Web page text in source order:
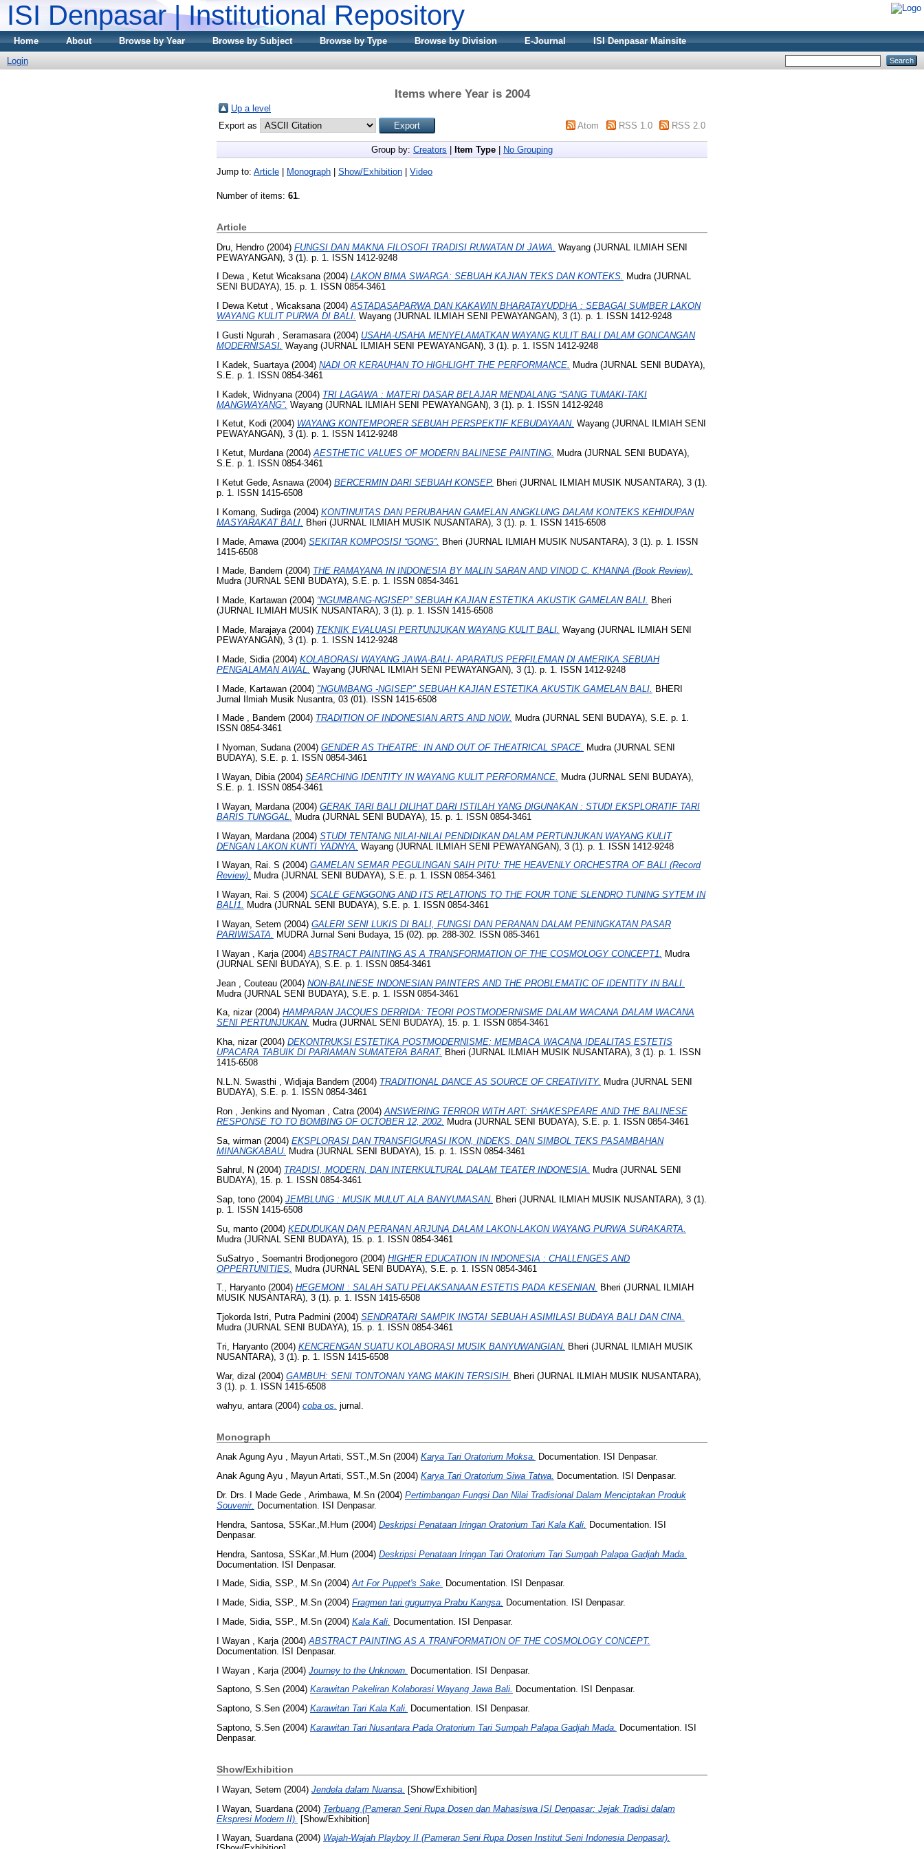
ISI Denpasar | Institutional Repository
Home About Browse by Year Browse by Subject Browse by Type Browse by Division E-Journal
ISI Denpasar Mainsite
Login
Items where Year is 2004
Up a level
Export as
Atom RSS 1.0 RSS 2.0
Group by: Creators Item Type No Grouping
Jump to: Article Monograph Show/Exhibition Video
Number of items: 61
Article
Dru, Hendro (2004) FUNGSI DAN MAKNA FILOSOFI TRADISI RUWATAN DI JAWA. Wayang (JURNAL ILMIAH SENI
PEWAYANGAN), 3 (1). p. 1. ISSN 1412-9248
I Dewa , Ketut Wicaksana(2004) LAKON BIMA SWARGA: SEBUAH KAJIAN TEKS DAN KONTEKS. Mudra (JURNAL
SENI BUDAYA), 15. p. 1. ISSN 0854-3461
I Dewa Ketut , Wicaksana(2004)ASTADASAPARWA DAN KAKAWIN BHARATAYUDDHA : SEBAGAI SUMBER LAKON
WAYANG KULIT PURWA DI BALI. Wayang (JURNAL ILMIAH SENI PEWAYANGAN), 3 (1). p. 1. ISSN 1412-9248
I Gusti Ngurah , Seramasara (2004) USAHA-USAHA MENYELAMATKAN WAYANG KULIT BALI DALAM GONCANGAN
MODERNISASI. Wayang (JURNAL ILMIAH SENI PEWAYANGAN), 3 (1). p. 1. ISSN 1412-9248
I Kadek, Suartaya (2004) NADI OR KERAUHAN TO HIGHLIGHT THE PERFORMANCE.
Mudra (JURNAL SENI BUDAYA),
S.E. p. 1. ISSN 0854-3461
I Kadek, Widnyana (2004) TRI LAGAWA : MATERI DASAR BELAJAR MENDALANG “SANG TUMAKI-TAKI
MANGWAYANG”. Wayang (JURNAL ILMIAH SENI PEWAYANGAN), 3 (1). p. 1. ISSN 1412-9248
I Ketut, Kodi (2004) WAYANG KONTEMPORER SEBUAH PERSPEKTIF KEBUDAYAAN. Wayang (JURNAL ILMIAH SENI
PEWAYANGAN), 3 (1). p. 1. ISSN 1412-9248
I Ketut, Murdana(2004)AESTHETIC VALUES OF MODERN BALINESE PAINTING. Mudra (JURNAL SENI BUDAYA),
S.E. p. 1. ISSN 0854-3461
I Ketut Gede, Asnawa (2004) BERCERMIN DARI SEBUAH KONSEP. Bheri (JURNAL ILMIAH MUSIK NUSANTARA), 3 (1).
p. 1. ISSN 1415-6508
I Komang, Sudirga (2004) KONTINUITAS DAN PERUBAHAN GAMELAN ANGKLUNG DALAM KONTEKS KEHIDUPAN
MASYARAKAT BALI.
Bheri (JURNAL ILMIAH MUSIK NUSANTARA), 3 (1). p. 1. ISSN 1415-6508
I Made, Arnawa (2004) SEKITAR KOMPOSISI “GONG”. Bheri (JURNAL ILMIAH MUSIK NUSANTARA), 3 (1). p. 1. ISSN
1415-6508
I Made, Bandem (2004) THE RAMAYANA IN INDONESIA BY MALIN SARAN AND VINOD C. KHANNA (Book Review).
Mudra (JURNAL SENI BUDAYA), S.E. p. 1. ISSN 0854-3461
I Made, Kartawan (2004) “NGUMBANG-NGISEP” SEBUAH KAJIAN ESTETIKA AKUSTIK GAMELAN BALI. Bheri
(JURNAL ILMIAH MUSIK NUSANTARA), 3 (1). p. 1. ISSN 1415-6508
I Made, Marajaya (2004) TEKNIK EVALUASI PERTUNJUKAN WAYANG KULIT BALI. Wayang (JURNAL ILMIAH SENI
PEWAYANGAN), 3 (1). p. 1. ISSN 1412-9248
I Made, Sidia (2004) KOLABORASI WAYANG JAWA-BALI- APARATUS PERFILEMAN DI AMERIKA SEBUAH
PENGALAMAN AWAL.
Wayang (JURNAL ILMIAH SENI PEWAYANGAN), 3 (1). p. 1. ISSN 1412-9248
I Made, Kartawan (2004) "NGUMBANG -NGISEP" SEBUAH KAJIAN ESTETIKA AKUSTIK GAMELAN BALI. BHERI
Jurnal Ilmiah Musik Nusantra, 03 (01). ISSN 1415-6508
I Made , Bandem (2004) TRADITION OF INDONESIAN ARTS AND NOW. Mudra (JURNAL SENI BUDAYA), S.E. p. 1.
ISSN 0854-3461
I Nyoman, Sudana(2004) GENDER AS THEATRE: IN AND OUT OF THEATRICAL SPACE. Mudra (JURNAL SENI
BUDAYA), S.E. p. 1. ISSN 0854-3461
I Wayan, Dibia (2004) SEARCHING IDENTITY IN WAYANG KULIT PERFORMANCE.
Mudra (JURNAL SENI BUDAYA),
S.E. p. 1. ISSN 0854-3461
I Wayan, Mardana (2004) GERAK TARI BALI DILIHAT DARI ISTILAH YANG DIGUNAKAN : STUDI EKSPLORATIF TARI
BARIS TUNGGAL.
Mudra (JURNAL SENI BUDAYA), 15. p. 1. ISSN 0854-3461
I Wayan, Mardana (2004) STUDI TENTANG NILAI-NILAI PENDIDIKAN DALAM PERTUNJUKAN WAYANG KULIT
DENGAN LAKON KUNTI YADNYA. Wayang (JURNAL ILMIAH SENI PEWAYANGAN), 3 (1). p. 1. ISSN 1412-9248
I Wayan, Rai. S (2004) GAMELAN SEMAR PEGULINGAN SAIH PITU: THE HEAVENLY ORCHESTRA OF BALI (Record
Review). Mudra (JURNAL SENI BUDAYA), S.E. p. 1. ISSN 0854-3461
I Wayan, Rai. S (2004) SCALE GENGGONG AND ITS RELATIONS TO THE FOUR TONE SLENDRO TUNING SYTEM IN
BALI1. Mudra (JURNAL SENI BUDAYA), S.E. p. 1. ISSN 0854-3461
I Wayan, Setem (2004) GALERI SENI LUKIS DI BALI, FUNGSI DAN PERANAN DALAM PENINGKATAN PASAR
PARIWISATA.
MUDRA Jurnal Seni Budaya, 15 (02). pp. 288-302. ISSN 085-3461
I Wayan , Karja (2004) ABSTRACT PAINTING AS A TRANSFORMATION OF THE COSMOLOGY CONCEPT1.
Mudra
(JURNAL SENI BUDAYA), S.E. p. 1. ISSN 0854-3461
Jean , Couteau (2004) NON-BALINESE INDONESIAN PAINTERS AND THE PROBLEMATIC OF IDENTITY IN BALI.
Mudra (JURNAL SENI BUDAYA), S.E. p. 1. ISSN 0854-3461
Ka, nizar(2004) HAMPARAN JACQUES DERRIDA: TEORI POSTMODERNISME DALAM WACANA DALAM WACANA
SENI PERTUNJUKAN. Mudra (JURNAL SENI BUDAYA), 15. p. 1. ISSN 0854-3461
Kha, nizar(2004) DEKONTRUKSI ESTETIKA POSTMODERNISME: MEMBACA WACANA IDEALITAS ESTETIS
UPACARA TABUIK DI PARIAMAN SUMATERA BARAT. Bheri (JURNAL ILMIAH MUSIK NUSANTARA), 3 (1). p. 1. ISSN
1415-6508
N.L.N. Swasthi , Widjaja Bandem (2004) TRADITIONAL DANCE AS SOURCE OF CREATIVITY. Mudra (JURNAL SENI
BUDAYA), S.E. p. 1. ISSN 0854-3461
Ron , Jenkins and Nyoman , Catra (2004) ANSWERING TERROR WITH ART: SHAKESPEARE AND THE BALINESE
RESPONSE TO TO BOMBING OF OCTOBER 12, 2002. Mudra (JURNAL SENI BUDAYA), S.E. p. 1. ISSN 0854-3461
Sa, wirman (2004) EKSPLORASI DAN TRANSFIGURASI IKON, INDEKS, DAN SIMBOL TEKS PASAMBAHAN
MINANGKABAU. Mudra (JURNAL SENI BUDAYA), 15. p. 1. ISSN 0854-3461
Sahrul, N (2004) TRADISI, MODERN, DAN INTERKULTURAL DALAM TEATER INDONESIA. Mudra (JURNAL SENI
BUDAYA), 15. p. 1. ISSN 0854-3461
Sap, tono (2004) JEMBLUNG : MUSIK MULUT ALA BANYUMASAN. Bheri (JURNAL ILMIAH MUSIK NUSANTARA), 3 (1).
p. 1. ISSN 1415-6508
Su, manto (2004) KEDUDUKAN DAN PERANAN ARJUNA DALAM LAKON-LAKON WAYANG PURWA SURAKARTA.
Mudra (JURNAL SENI BUDAYA), 15. p. 1. ISSN 0854-3461
SuSatryo , Soemantri Brodjonegoro (2004) HIGHER EDUCATION IN INDONESIA : CHALLENGES AND
OPPERTUNITIES. Mudra (JURNAL SENI BUDAYA), S.E. p. 1. ISSN 0854-3461
T., Haryanto (2004) HEGEMONI : SALAH SATU PELAKSANAAN ESTETIS PADA KESENIAN. Bheri (JURNAL ILMIAH
MUSIK NUSANTARA), 3 (1). p. 1. ISSN 1415-6508
Tjokorda Istri, Putra Padmini (2004) SENDRATARI SAMPIK INGTAI SEBUAH ASIMILASI BUDAYA BALI DAN CINA.
Mudra (JURNAL SENI BUDAYA), 15. p. 1. ISSN 0854-3461
Tri, Haryanto (2004) KENCRENGAN SUATU KOLABORASI MUSIK BANYUWANGIAN. Bheri (JURNAL ILMIAH MUSIK
NUSANTARA), 3 (1). p. 1. ISSN 1415-6508
War, dizal (2004) GAMBUH: SENI TONTONAN YANG MAKIN TERSISIH. Bheri (JURNAL ILMIAH MUSIK NUSANTARA),
3 (1). p. 1. ISSN 1415-6508
wahyu, antara (2004) coba os. jurnal.
Monograph
Anak Agung Ayu , Mayun Artati, SST.,M.Sn (2004) Karya Tari Oratorium Moksa. Documentation. ISI Denpasar.
Anak Agung Ayu , Mayun Artati, SST.,M.Sn (2004) Karya Tari Oratorium Siwa Tatwa. Documentation. ISI Denpasar.
Dr. Drs. I Made Gede , Arimbawa, M.Sn (2004) Pertimbangan Fungsi Dan Nilai Tradisional Dalam Menciptakan Produk
Souvenir. Documentation. ISI Denpasar.
Hendra, Santosa, SSKar.,M.Hum (2004) Deskripsi Penataan Iringan Oratorium Tari Kala Kali.
Documentation. ISI
Denpasar.
Hendra, Santosa, SSKar.,M.Hum (2004) Deskripsi Penataan Iringan Tari Oratorium Tari Sumpah Palapa Gadjah Mada.
Documentation. ISI Denpasar.
I Made, Sidia, SSP., M.Sn (2004)Art For Puppet's Sake. Documentation. ISI Denpasar.
I Made, Sidia, SSP., M.Sn (2004) Fragmen tari gugurnya Prabu Kangsa. Documentation. ISI Denpasar.
I Made, Sidia, SSP., M.Sn (2004) Kala Kali. Documentation. ISI Denpasar.
I Wayan , Karja (2004) ABSTRACT PAINTING AS A TRANFORMATION OF THE COSMOLOGY CONCEPT.
Documentation. ISI Denpasar.
I Wayan , Karja (2004) Journey to the Unknown. Documentation. ISI Denpasar.
Saptono, S.Sen (2004) Karawitan Pakeliran Kolaborasi Wayang Jawa Bali. Documentation. ISI Denpasar.
Saptono, S.Sen (2004) Karawitan Tari Kala Kali. Documentation. ISI Denpasar.
Saptono, S.Sen (2004) Karawitan Tari Nusantara Pada Oratorium Tari Sumpah Palapa Gadjah Mada. Documentation. ISI
Denpasar.
Show/Exhibition
I Wayan, Setem (2004) Jendela dalam Nuansa.
[Show/Exhibition]
I Wayan, Suardana (2004) Terbuang (Pameran Seni Rupa Dosen dan Mahasiswa ISI Denpasar: Jejak Tradisi dalam
Ekspresi Modern II). [Show/Exhibition]
I Wayan, Suardana(2004) Wajah-Wajah Playboy II (Pameran Seni Rupa Dosen Institut Seni Indonesia Denpasar).